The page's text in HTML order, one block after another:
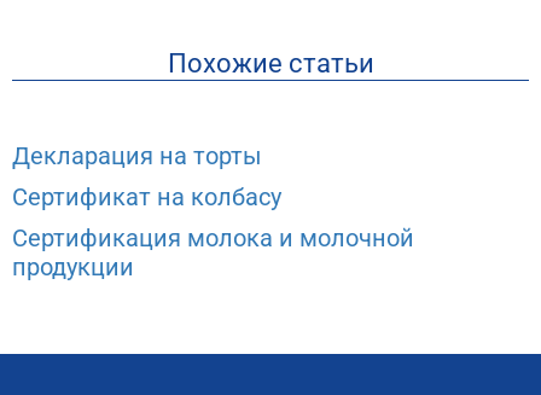
Похожие статьи
Декларация на торты
Сертификат на колбасу
Сертификация молока и молочной
продукции